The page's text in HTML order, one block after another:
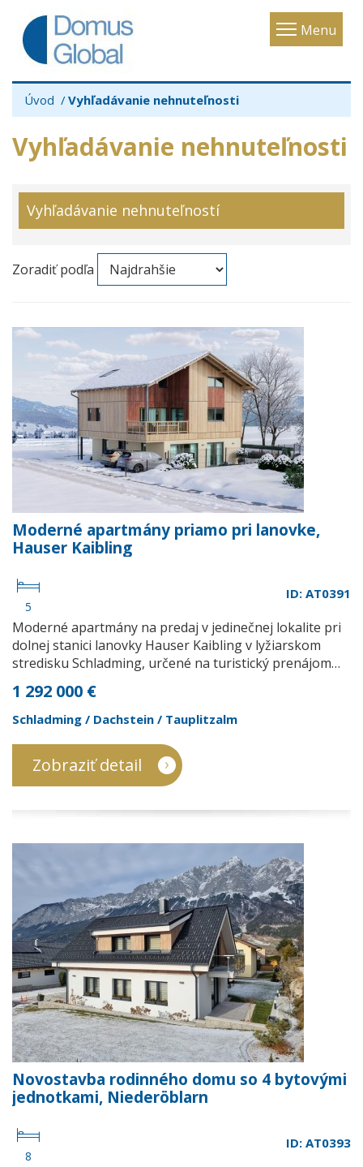
Menu
Toggle
Úvod Vyhľadávanie nehnuteľnosti
Vyhľadávanie nehnuteľnosti
Vyhľadávanie nehnuteľností
Zoradiť podľa
Moderné apartmány priamo pri lanovke,
Hauser Kaibling
5
ID: AT0391
Moderné apartmány na predaj v jedinečnej lokalite pri
dolnej stanici lanovky Hauser Kaibling v lyžiarskom
stredisku Schladming, určené na turistický prenájom…
1 292 000 €
Schladming / Dachstein / Tauplitzalm
Zobraziť detail
Novostavba rodinného domu so 4 bytovými
jednotkami, Niederöblarn
8
ID: AT0393